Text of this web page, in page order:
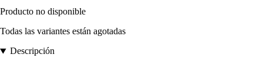
Producto no disponible
Todas las variantes están agotadas
Descripción